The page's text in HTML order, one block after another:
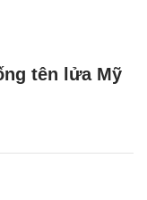
tên lửa Mỹ